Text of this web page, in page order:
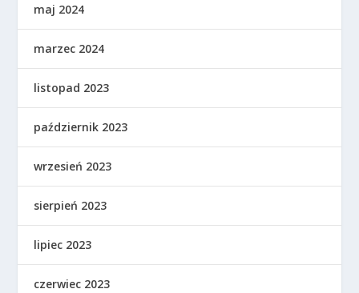
maj 2024
marzec 2024
listopad 2023
październik 2023
wrzesień 2023
sierpień 2023
lipiec 2023
czerwiec 2023